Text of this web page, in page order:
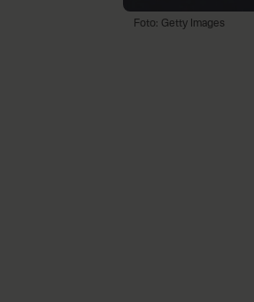
Foto: Getty Images